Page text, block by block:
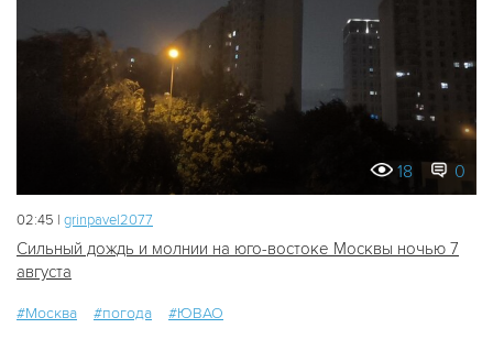
18 0
02:45 | grinpavel2077
Сильный дождь и молнии на юго-востоке Москвы ночью 7
августа
#Москва #погода #ЮВАО